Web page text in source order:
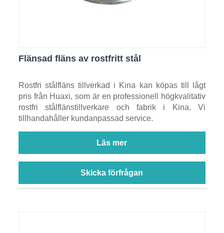
Flänsad fläns av rostfritt stål
Rostfri stålfläns tillverkad i Kina kan köpas till lågt
pris från Huaxi, som är en professionell högkvalitativ
rostfri stålflänstillverkare och fabrik i Kina. Vi
tillhandahåller kundanpassad service.
Läs mer
Skicka förfrågan